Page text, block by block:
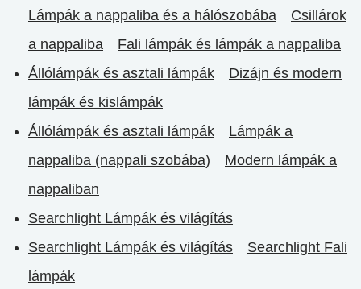
Lámpák a nappaliba és a hálószobába
Csillárok
a nappaliba
Fali lámpák és lámpák a nappaliba
Állólámpák és asztali lámpák
Dizájn és modern
lámpák és kislámpák
Állólámpák és asztali lámpák
Lámpák a
nappaliba (nappali szobába)
Modern lámpák a
nappaliban
Searchlight Lámpák és világítás
Searchlight Lámpák és világítás
Searchlight Fali
lámpák